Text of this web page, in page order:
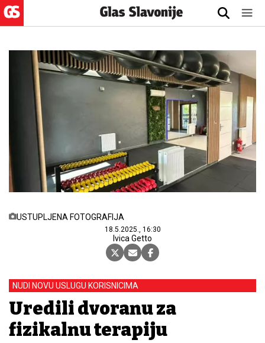
USTUPLJENA FOTOGRAFIJA
18.5.2025., 16:30
Ivica Getto
NUDI NOVU USLUGU KORISNICIMA
Uredili dvoranu za
fizikalnu terapiju